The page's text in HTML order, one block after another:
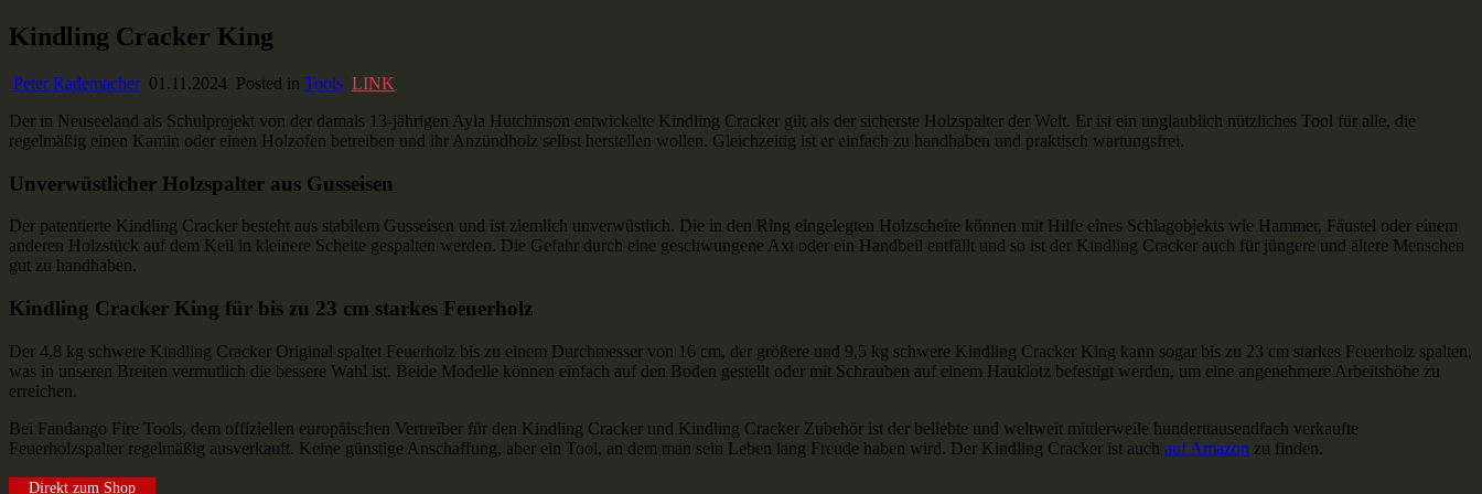
Skip
to
Ausstaffiert
Gear und Gadgets zum Verlieben
Kindling Cracker King
Peter Rademacher 01.11.2024 Posted in Tools LINK
Der in Neuseeland als Schulprojekt von der damals 13-jährigen Ayla Hutchinson entwickelte Kindling Cracker gilt als der sicherste Holzspalter der Welt. Er ist ein unglaublich nützliches Tool für alle, die
regelmäßig einen Kamin oder einen Holzofen betreiben und ihr Anzündholz selbst herstellen wollen. Gleichzeitig ist er einfach zu handhaben und praktisch wartungsfrei.
Unverwüstlicher Holzspalter aus Gusseisen
Der patentierte Kindling Cracker besteht aus stabilem Gusseisen und ist ziemlich unverwüstlich. Die in den Ring eingelegten Holzscheite können mit Hilfe eines Schlagobjekts wie Hammer, Fäustel oder einem
anderen Holzstück auf dem Keil in kleinere Scheite gespalten werden. Die Gefahr durch eine geschwungene Axt oder ein Handbeil entfällt und so ist der Kindling Cracker auch für jüngere und ältere Menschen
gut zu handhaben.
Kindling Cracker King für bis zu 23 cm starkes Feuerholz
Der 4,8 kg schwere Kindling Cracker Original spaltet Feuerholz bis zu einem Durchmesser von 16 cm, der größere und 9,5 kg schwere Kindling Cracker King kann sogar bis zu 23 cm starkes Feuerholz spalten,
was in unseren Breiten vermutlich die bessere Wahl ist. Beide Modelle können einfach auf den Boden gestellt oder mit Schrauben auf einem Hauklotz befestigt werden, um eine angenehmere Arbeitshöhe zu
erreichen.
Bei Fandango Fire Tools, dem offiziellen europäischen Vertreiber für den Kindling Cracker und Kindling Cracker Zubehör ist der beliebte und weltweit mittlerweile hunderttausendfach verkaufte
Feuerholzspalter regelmäßig ausverkauft. Keine günstige Anschaffung, aber ein Tool, an dem man sein Leben lang Freude haben wird. Der Kindling Cracker ist auch auf Amazon zu finden.
Direkt zum Shop